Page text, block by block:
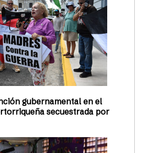
gubernamental en el
secuestrada por